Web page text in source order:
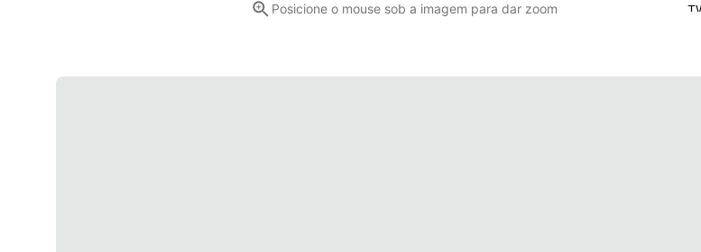
Posicione o mouse sob a imagem para dar zoom